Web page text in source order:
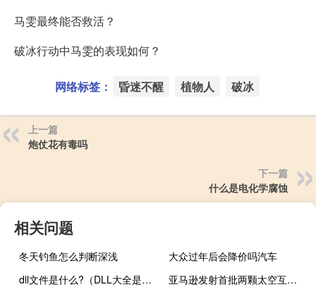
马雯最终能否救活？
破冰行动中马雯的表现如何？
网络标签： 昏迷不醒 植物人 破冰
上一篇
炮仗花有毒吗
下一篇
什么是电化学腐蚀
相关问题
冬天钓鱼怎么判断深浅
大众过年后会降价吗汽车
dll文件是什么?（DLL大全是什么）
亚马逊发射首批两颗太空互联网测试卫星 欲与SpaceX竞争